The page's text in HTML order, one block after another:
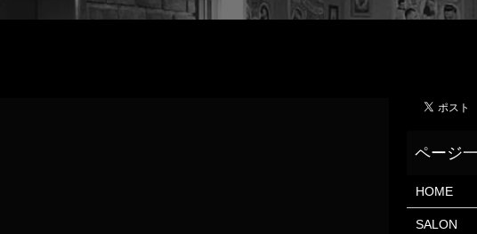
HOME
SALON